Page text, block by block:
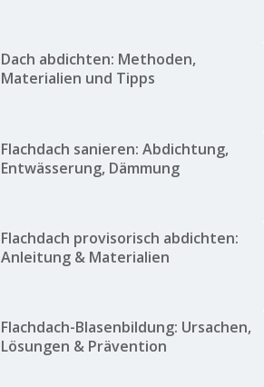
Dach abdichten: Methoden,
Materialien und Tipps
Flachdach sanieren: Abdichtung,
Entwässerung, Dämmung
Flachdach provisorisch abdichten:
Anleitung & Materialien
Flachdach-Blasenbildung: Ursachen,
Lösungen & Prävention